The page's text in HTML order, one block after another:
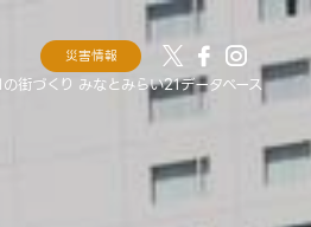
災害情報
街づくり みなとみらい21データベース